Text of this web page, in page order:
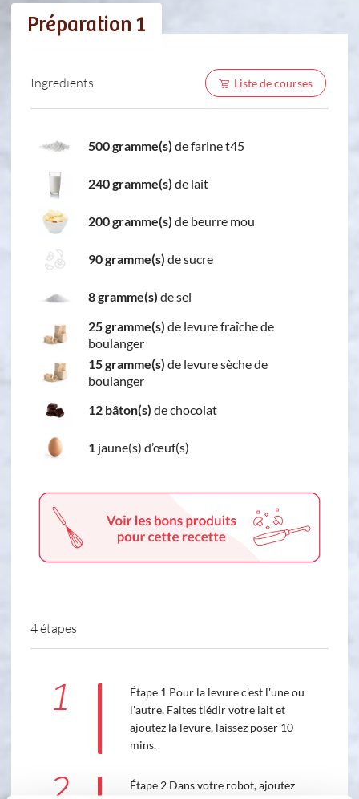
Préparation 1
Ingredients Liste de courses
500 gramme(s) de farine t45
240 gramme(s) de lait
200 gramme(s) de beurre mou
90 gramme(s) de sucre
8 gramme(s) de sel
25 gramme(s) de levure fraîche de
boulanger
15 gramme(s) de levure sèche de
boulanger
12 bâton(s) de chocolat
1 jaune(s) d’œuf(s)
4 étapes
1
Étape 1 Pour la levure c'est l'une ou
l'autre. Faites tiédir votre lait et
ajoutez la levure, laissez poser 10
mins.
Étape 2 Dans votre robot, ajoutez